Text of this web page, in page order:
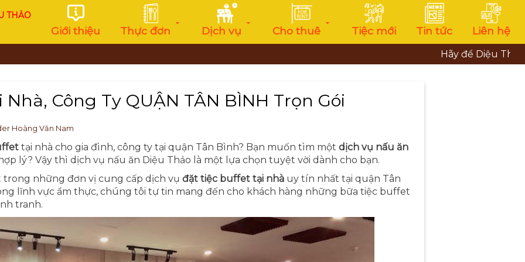
THẢO
Giới thiệu Thực đơn Dịch vụ Cho thuê Tiệc mới Tin tức Liên hệ
Hãy để Diệu Thảo đem
Công Ty QUẬN TÂN BÌNH Trọn Gói
Hoàng Văn Nam
tại nhà cho gia đình, công ty tại quận Tân Bình? Bạn muốn tìm một dịch vụ nấu ăn
lý? Vậy thì dịch vụ nấu ăn Diệu Thảo là một lựa chọn tuyệt vời dành cho bạn.
trong những đơn vị cung cấp dịch vụ đặt tiệc buffet tại nhà uy tín nhất tại quận Tân
lĩnh vực ẩm thực, chúng tôi tự tin mang đến cho khách hàng những bữa tiệc buffet
tranh.